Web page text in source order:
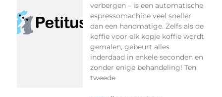
verbergen – is een automatische
espressomachine veel sneller
dan een handmatige. Zelfs als de
koffie voor elk kopje koffie wordt
gemalen, gebeurt alles
inderdaad in enkele seconden en
zonder enige behandeling! Ten
tweede